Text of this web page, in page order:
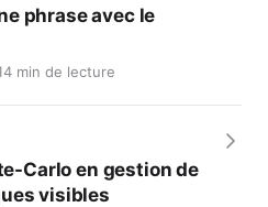
phrase avec le
min de lecture
Carlo en gestion de
visibles